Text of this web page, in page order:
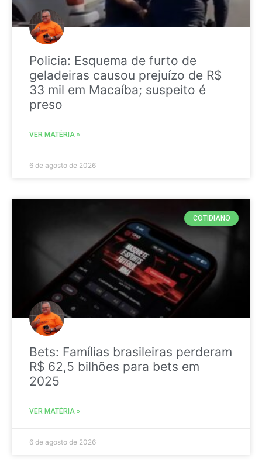
Policia: Esquema de furto de
geladeiras causou prejuízo de R$
33 mil em Macaíba; suspeito é
preso
VER MATÉRIA »
6 de agosto de 2026
COTIDIANO
Bets: Famílias brasileiras perderam
R$ 62,5 bilhões para bets em
2025
VER MATÉRIA »
6 de agosto de 2026